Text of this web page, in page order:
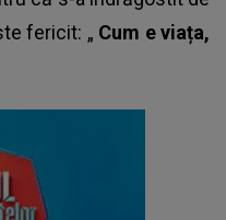
fericit: „ Cum e viața,